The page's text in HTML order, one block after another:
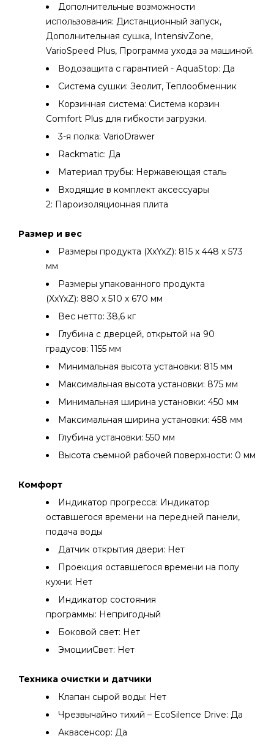
Дополнительные возможности
использования: Дистанционный запуск,
Дополнительная сушка, IntensivZone,
VarioSpeed ​​Plus, Программа ухода за машиной.
Водозащита с гарантией - AquaStop: Да
Система сушки: Зеолит, Теплообменник
Корзинная система: Система корзин
Comfort Plus для гибкости загрузки.
3-я полка: VarioDrawer
Rackmatic: Да
Материал трубы: Нержавеющая сталь
Входящие в комплект аксессуары
2: Пароизоляционная плита
Размер и вес
Размеры продукта (XxYxZ): 815 х 448 х 573
мм
Размеры упакованного продукта
(XxYxZ): 880 х 510 х 670 мм
Вес нетто: 38,6 кг
Глубина с дверцей, открытой на 90
градусов: 1155 мм
Минимальная высота установки: 815 мм
Максимальная высота установки: 875 мм
Минимальная ширина установки: 450 мм
Максимальная ширина установки: 458 мм
Глубина установки: 550 мм
Высота съемной рабочей поверхности: 0 мм
Комфорт
Индикатор прогресса: Индикатор
оставшегося времени на передней панели,
подача воды
Датчик открытия двери: Нет
Проекция оставшегося времени на полу
кухни: Нет
Индикатор состояния
программы: Непригодный
Боковой свет: Нет
ЭмоцииСвет: Нет
Техника очистки и датчики
Клапан сырой воды: Нет
Чрезвычайно тихий – EcoSilence Drive: Да
Аквасенсор: Да